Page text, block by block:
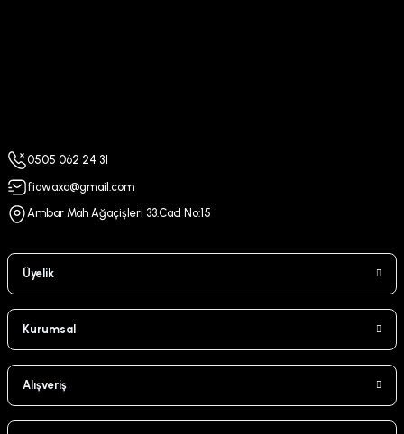
0505 062 24 31
fiawaxa@gmail.com
Ambar Mah Ağaçişleri 33.Cad No:15
Üyelik
Kurumsal
Alışveriş